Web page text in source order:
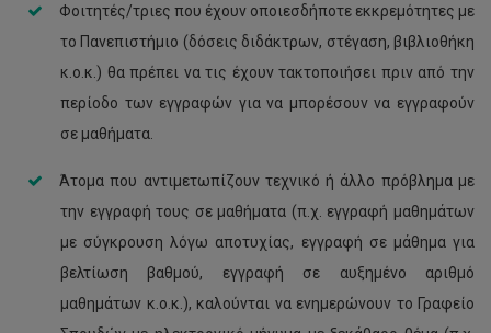
Φοιτητές/τριες που έχουν οποιεσδήποτε εκκρεμότητες με
το Πανεπιστήμιο (δόσεις διδάκτρων, στέγαση, βιβλιοθήκη
κ.ο.κ.) θα πρέπει να τις έχουν τακτοποιήσει πριν από την
περίοδο των εγγραφών για να μπορέσουν να εγγραφούν
σε μαθήματα.
Άτομα που αντιμετωπίζουν τεχνικό ή άλλο πρόβλημα με
την εγγραφή τους σε μαθήματα (π.χ. εγγραφή μαθημάτων
με σύγκρουση λόγω αποτυχίας, εγγραφή σε μάθημα για
βελτίωση βαθμού, εγγραφή σε αυξημένο αριθμό
μαθημάτων κ.ο.κ.), καλούνται να ενημερώνουν το Γραφείο